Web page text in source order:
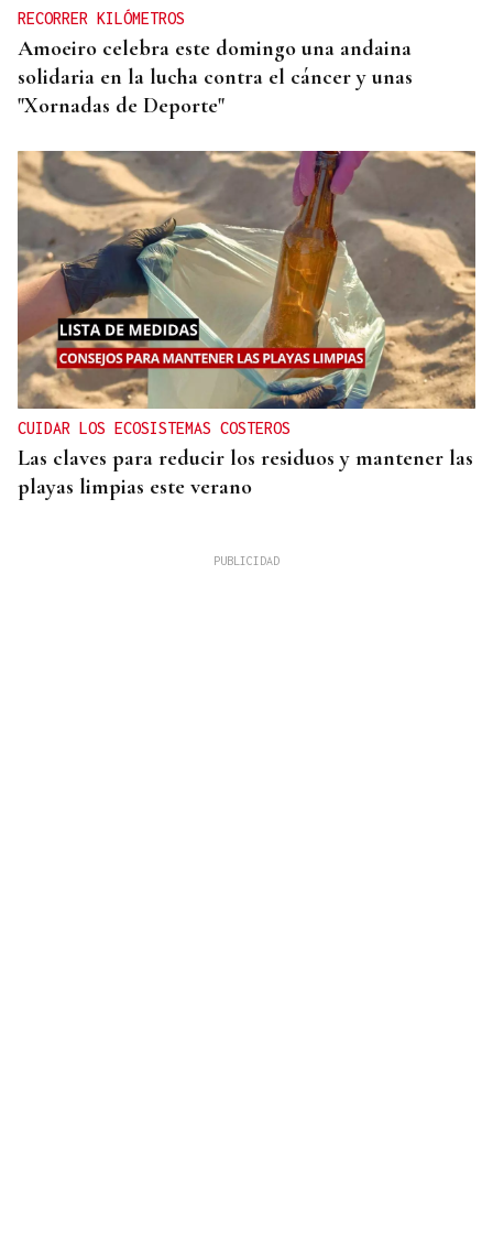
RECORRER KILÓMETROS
Amoeiro celebra este domingo una andaina
solidaria en la lucha contra el cáncer y unas
"Xornadas de Deporte"
CUIDAR LOS ECOSISTEMAS COSTEROS
Las claves para reducir los residuos y mantener las
playas limpias este verano